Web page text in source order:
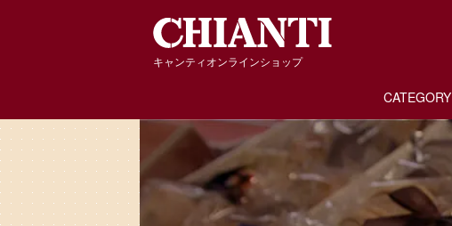
キャンティオンラインショップ
CATEGORY